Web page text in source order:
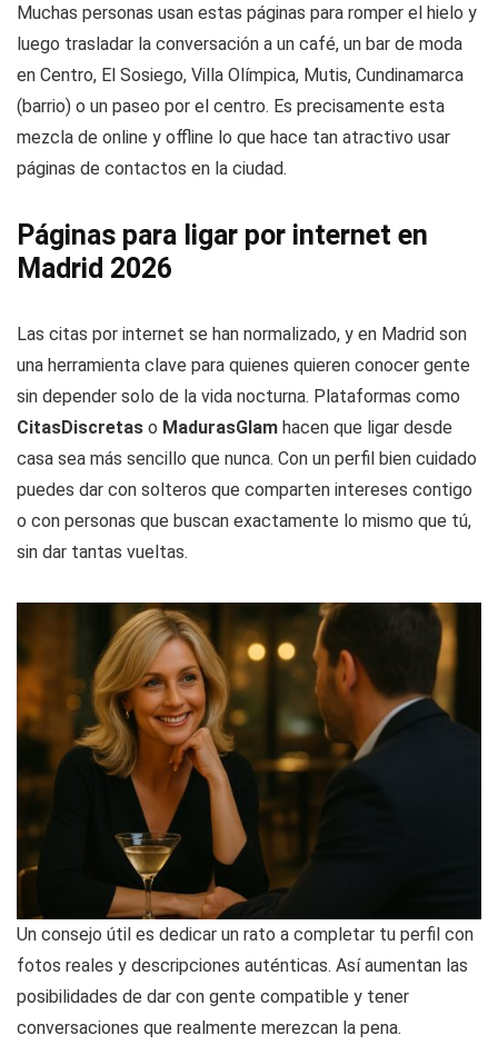
Muchas personas usan estas páginas para romper el hielo y
luego trasladar la conversación a un café, un bar de moda
en Centro, El Sosiego, Villa Olímpica, Mutis, Cundinamarca
(barrio) o un paseo por el centro. Es precisamente esta
mezcla de online y offline lo que hace tan atractivo usar
páginas de contactos en la ciudad.
Páginas para ligar por internet en
Madrid 2026
Las citas por internet se han normalizado, y en Madrid son
una herramienta clave para quienes quieren conocer gente
sin depender solo de la vida nocturna. Plataformas como
CitasDiscretas o MadurasGlam hacen que ligar desde
casa sea más sencillo que nunca. Con un perfil bien cuidado
puedes dar con solteros que comparten intereses contigo
o con personas que buscan exactamente lo mismo que tú,
sin dar tantas vueltas.
Un consejo útil es dedicar un rato a completar tu perfil con
fotos reales y descripciones auténticas. Así aumentan las
posibilidades de dar con gente compatible y tener
conversaciones que realmente merezcan la pena.